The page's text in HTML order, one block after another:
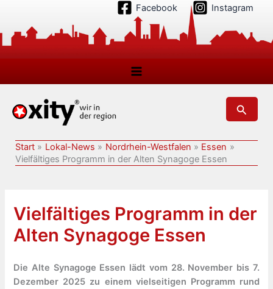
springen
Facebook Instagram
Suchen
Start Lokal-News Nordrhein-Westfalen
Essen
Vielfältiges Programm in der Alten Synagoge Essen
Vielfältiges Programm in der
Alten Synagoge Essen
Die Alte Synagoge Essen lädt vom 28. November bis 7.
Dezember 2025 zu einem vielseitigen Programm rund